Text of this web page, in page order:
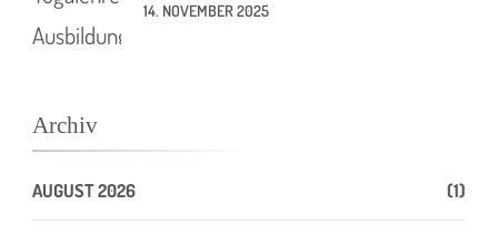
14. NOVEMBER 2025
Archiv
AUGUST 2026 (1)